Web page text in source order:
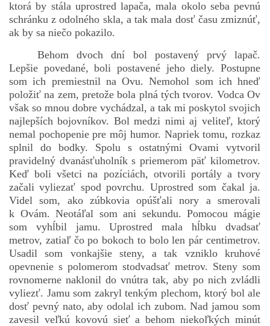
ktorá by stála uprostred lapača, mala okolo seba pevnú
schránku z odolného skla, a tak mala dosť času zmiznúť,
ak by sa niečo pokazilo.
Behom dvoch dní bol postavený prvý lapač.
Lepšie povedané, boli postavené jeho diely. Postupne
som ich premiestnil na Ovu. Nemohol som ich hneď
položiť na zem, pretože bola plná tých tvorov. Vodca Ov
však so mnou dobre vychádzal, a tak mi poskytol svojich
najlepších bojovníkov. Bol medzi nimi aj veliteľ, ktorý
nemal pochopenie pre môj humor. Napriek tomu, rozkaz
splnil do bodky. Spolu s ostatnými Ovami vytvoril
pravidelný dvanásťuholník s priemerom päť kilometrov.
Keď boli všetci na pozíciách, otvorili portály a tvory
začali vyliezať spod povrchu. Uprostred som čakal ja.
Videl som, ako zúbkovia opúšťali nory a smerovali
k Ovám. Neotáľal som ani sekundu. Pomocou mágie
som vyhĺbil jamu. Uprostred mala hĺbku dvadsať
metrov, zatiaľ čo po bokoch to bolo len pár centimetrov.
Usadil som vonkajšie steny, a tak vzniklo kruhové
opevnenie s polomerom stodvadsať metrov. Steny som
rovnomerne naklonil do vnútra tak, aby po nich zvládli
vyliezť. Jamu som zakryl tenkým plechom, ktorý bol ale
dosť pevný nato, aby odolal ich zubom. Nad jamou som
zavesil veľkú kovovú sieť a behom niekoľkých minút